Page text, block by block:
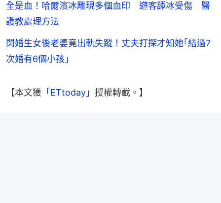
全是血！哈爾濱冰雕現多個血印 遊客舔冰受傷 醫
護教處理方法
閃婚生女後老婆竟出軌失蹤！丈夫打探才知她｢結過7
次婚有6個小孩｣
【本文獲 「ETtoday」 授權轉載。】